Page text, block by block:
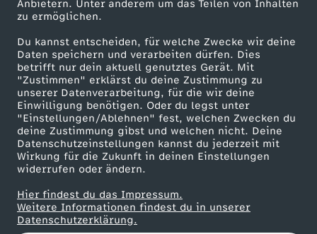
Anbietern. Unter anderem um das Teilen von Inhalten
zu ermöglichen.
Du kannst entscheiden, für welche Zwecke wir deine
Daten speichern und verarbeiten dürfen. Dies
betrifft nur dein aktuell genutztes Gerät. Mit
"Zustimmen" erklärst du deine Zustimmung zu
unserer Datenverarbeitung, für die wir deine
Einwilligung benötigen. Oder du legst unter
"Einstellungen/Ablehnen" fest, welchen Zwecken du
deine Zustimmung gibst und welchen nicht. Deine
Datenschutzeinstellungen kannst du jederzeit mit
Wirkung für die Zukunft in deinen Einstellungen
widerrufen oder ändern.
Hier findest du das Impressum.
Weitere Informationen findest du in unserer
Datenschutzerklärung.
r
e
n
:
Q
u
Karriere
ZDF goes Schule
Werbefernsehen
Mainzelmännchen
Partner